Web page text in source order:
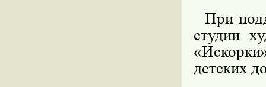
При
студии
детских